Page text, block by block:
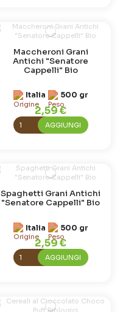
Maccheroni Grani
Antichi "Senatore
Cappelli" Bio
Italia 500 gr
2,59 €
AGGIUNGI
Spaghetti Grani Antichi
"Senatore Cappelli" Bio
Italia 500 gr
2,59 €
AGGIUNGI